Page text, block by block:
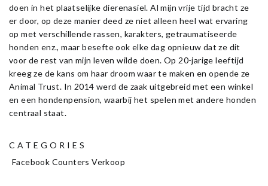
doen in het plaatselijke dierenasiel. Al mijn vrije tijd bracht ze
er door, op deze manier deed ze niet alleen heel wat ervaring
op met verschillende rassen, karakters, getraumatiseerde
honden enz., maar besefte ook elke dag opnieuw dat ze dit
voor de rest van mijn leven wilde doen. Op 20-jarige leeftijd
kreeg ze de kans om haar droom waar te maken en opende ze
Animal Trust. In 2014 werd de zaak uitgebreid met een winkel
en een hondenpension, waarbij het spelen met andere honden
centraal staat.
CATEGORIES
Facebook Counters Verkoop